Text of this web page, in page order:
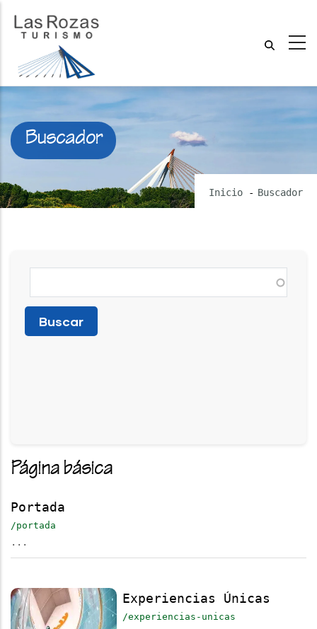
Buscador
Inicio - Buscador
Página básica
Portada
/portada
...
Experiencias Únicas
/experiencias-unicas